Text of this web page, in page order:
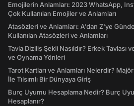
Emojilerin Anlamları: 2023 WhatsApp,
Çok Kullanılan Emojiler ve Anlamları
Atasözleri ve Anlamları: A'dan Z'ye
Kullanılan Atasözleri ve Anlamları
Tavla Diziliş Şekli Nasıldır? Erkek Tavlası
ve Oynama Yönleri
Tarot Kartları ve Anlamları Nelerdir?
İle Tılsımlı Bir Dünyaya Giriş
Burç Uyumu Hesaplama Nedir? Burç
Hesaplanır?